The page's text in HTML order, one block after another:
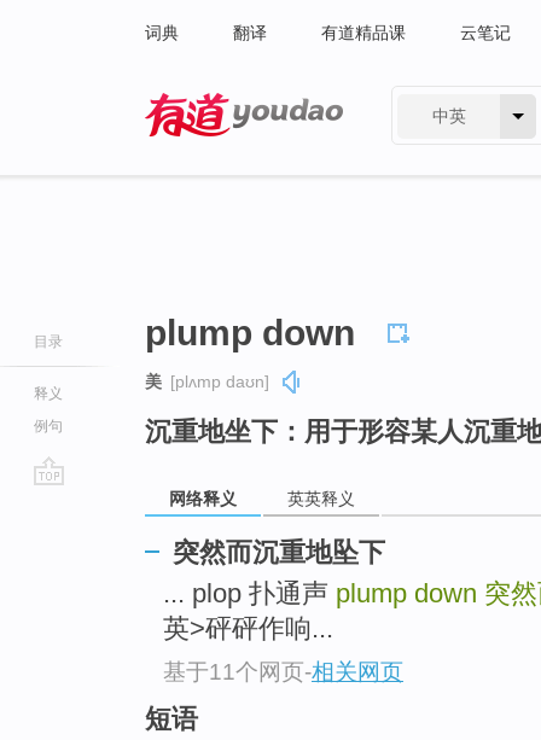
词典 翻译 有道精品课 云笔记
中英
目录
释义
例句
plump down
美 [plʌmp daʊn]
沉重地坐下：用于形容某人沉重
网络释义 英英释义
突然而沉重地坠下
... plop 扑通声 plump down 突
英>砰砰作响...
基于11个网页-相关网页
短语